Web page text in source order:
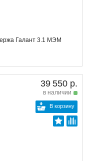
Галант 3.1 МЭМ
39 550 р.
в наличии
В корзину